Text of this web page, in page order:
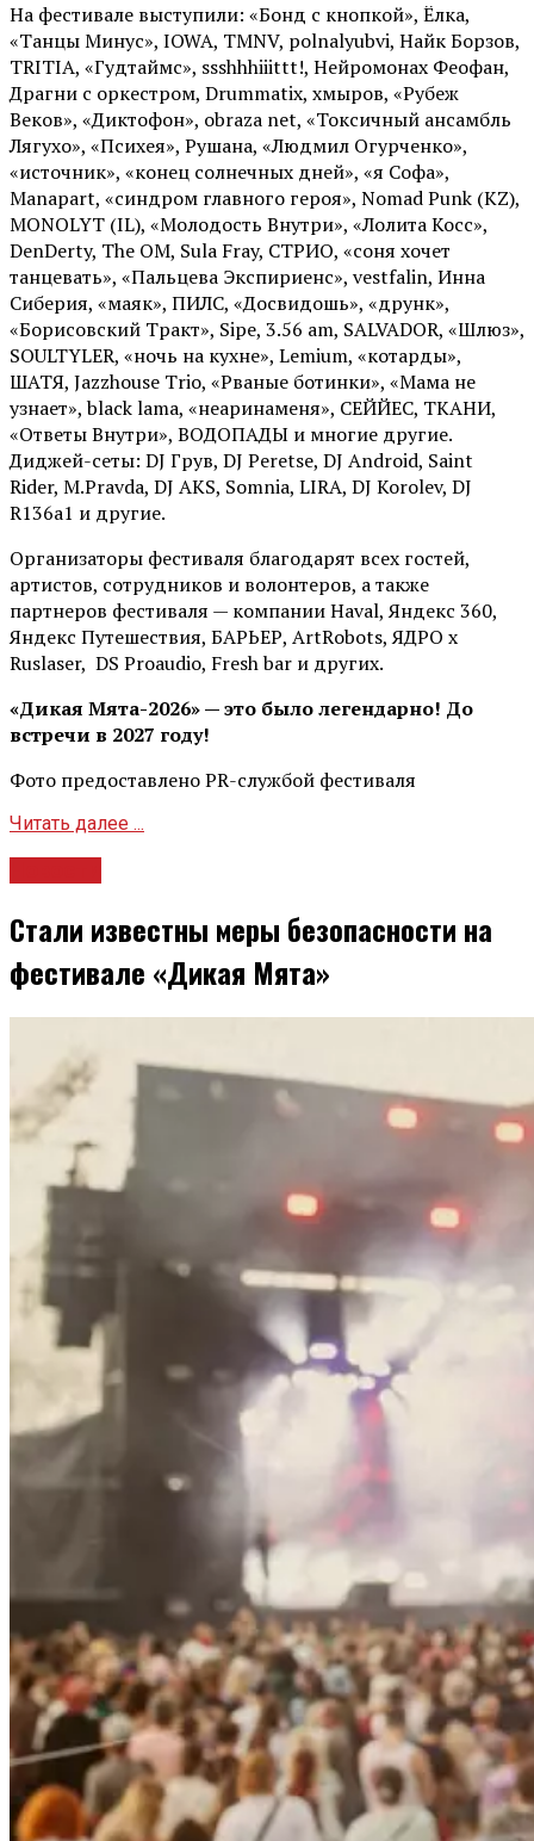
На фестивале выступили: «Бонд с кнопкой», Ёлка,
«Танцы Минус», IOWA, TMNV, polnalyubvi, Найк Борзов,
TRITIA, «Гудтаймс», ssshhhiiittt!, Нейромонах Феофан,
Драгни с оркестром, Drummatix, хмыров, «Рубеж
Веков», «Диктофон», obraza net, «Токсичный ансамбль
Лягухо», «Психея», Рушана, «Людмил Огурченко»,
«источник», «конец солнечных дней», «я Софа»,
Manapart, «синдром главного героя», Nomad Punk (KZ),
MONOLYT (IL), «Молодость Внутри», «Лолита Косс»,
DenDerty, The OM, Sula Fray, СТРИО, «соня хочет
танцевать», «Пальцева Экспириенс», vestfalin, Инна
Сиберия, «маяк», ПИЛС, «Досвидошь», «друнк»,
«Борисовский Тракт», Sipe, 3.56 am, SALVADOR, «Шлюз»,
SOULTYLER, «ночь на кухне», Lemium, «котарды»,
ШАТЯ, Jazzhouse Trio, «Рваные ботинки», «Мама не
узнает», black lama, «неаринаменя», СЕЙЙЕС, ТКАНИ,
«Ответы Внутри», ВОДОПАДЫ и многие другие.
Диджей-сеты: DJ Грув, DJ Peretse, DJ Android, Saint
Rider, М.Pravda, DJ AKS, Somnia, LIRA, DJ Korolev, DJ
R136a1 и другие.
Организаторы фестиваля благодарят всех гостей,
артистов, сотрудников и волонтеров, а также
партнеров фестиваля — компании Haval, Яндекс 360,
Яндекс Путешествия, БАРЬЕР, ArtRobots, ЯДРО х
Ruslaser, DS Proaudio, Fresh bar и других.
«Дикая Мята-2026» — это было легендарно! До
встречи в 2027 году!
Фото предоставлено PR-службой фестиваля
Читать далее ...
Стали известны меры безопасности на
фестивале «Дикая Мята»